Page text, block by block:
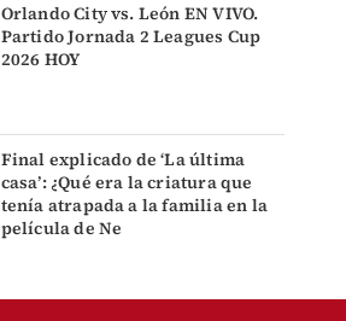
Orlando City vs. León EN VIVO.
Partido Jornada 2 Leagues Cup
2026 HOY
Final explicado de ‘La última
casa’: ¿Qué era la criatura que
tenía atrapada a la familia en la
película de Ne